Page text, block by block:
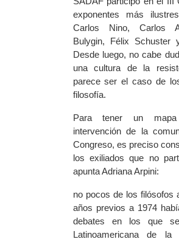
exponentes más
Carlos Nino, Carlos
Bulygin, Félix Schuster
Desde luego, no cabe
una cultura de la
parece ser el caso de
filosofía.
Para tener un
intervención de la
Congreso, es preciso
los exiliados que no
apunta AdrianaArpini:
no pocos de los filósofos
años previos a 1974
debates en los que
Latinoamericana de la